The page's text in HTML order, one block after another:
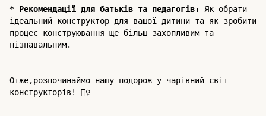
* Рекомендації для батьків та педагогів: Як обрати
ідеальний конструктор для вашої дитини та як зробити
процес конструювання ще більш захопливим та
пізнавальним.
Отже,розпочинаймо нашу подорож у чарівний світ
конструкторів! 🧙‍♀️